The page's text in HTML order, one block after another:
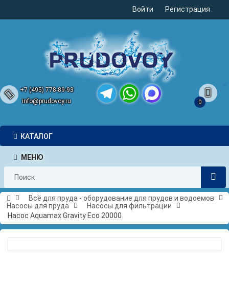
Войти Регистрация
+7 (495) 778-89-93
info@prudovoy.ru
0
КАТАЛОГ
МЕНЮ
Всё для пруда - оборудование для прудов и водоемов
Насосы для пруда
Насосы для фильтрации
Насос Aquamax Gravity Eco 20000